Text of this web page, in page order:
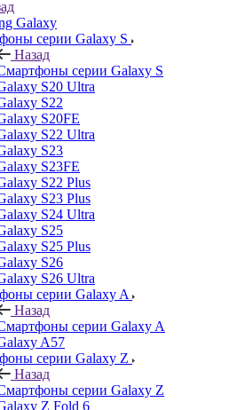
Galaxy
серии Galaxy S
Назад
серии Galaxy S
S20 Ultra
S22
S20FE
S22 Ultra
S23
S23FE
S22 Plus
S23 Plus
S24 Ultra
S25
S25 Plus
S26
S26 Ultra
серии Galaxy A
Назад
серии Galaxy A
A57
серии Galaxy Z
Назад
серии Galaxy Z
Z Fold 6